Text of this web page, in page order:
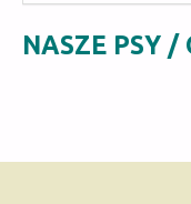
NASZE PSY /